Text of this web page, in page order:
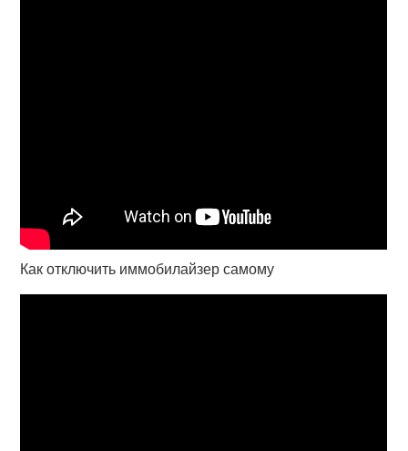
Как отключить иммобилайзер самому